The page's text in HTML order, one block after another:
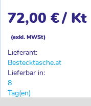
72,00 €/ Kt
(exkl. MWSt)
Lieferant:
Bestecktasche.at
Lieferbar in:
8
Tag(en)